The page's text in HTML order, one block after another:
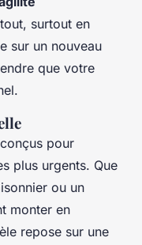
surtout en
sur un nouveau
que votre
pour
plus urgents. Que
ou un
monter en
repose sur une